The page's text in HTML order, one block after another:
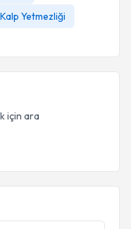
Kalp Yetmezliği
için ara